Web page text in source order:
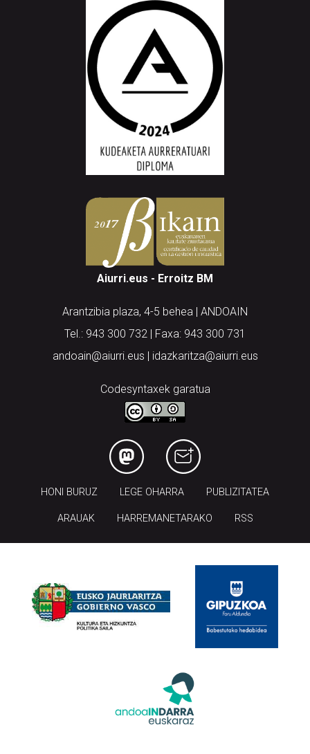
Aiurri.eus - Erroitz BM
Arantzibia plaza, 4-5 behea | ANDOAIN
Tel.: 943 300 732 | Faxa: 943 300 731
andoain@aiurri.eus | idazkaritza@aiurri.eus
Codesyntaxek garatua
HONI BURUZ LEGE OHARRA PUBLIZITATEA
ARAUAK HARREMANETARAKO RSS